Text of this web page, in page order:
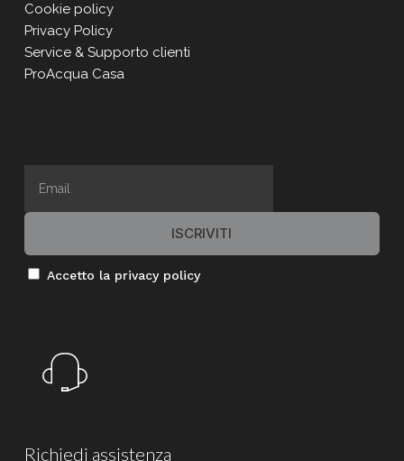
Cookie policy
Privacy Policy
Service & Supporto clienti
ProAcqua Casa
Accetto la privacy policy
Richiedi assistenza